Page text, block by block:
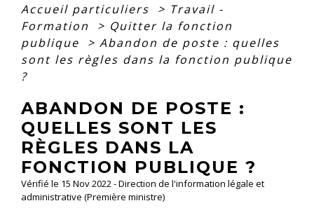
Accueil particuliers > Travail -
Formation
> Quitter la fonction
publique
> Abandon de poste : quelles
sont les règles dans la fonction publique
?
ABANDON DE POSTE :
QUELLES SONT LES
RÈGLES DANS LA
FONCTION PUBLIQUE ?
Vérifié le 15 Nov 2022 - Direction de l'information légale et
administrative (Première ministre)